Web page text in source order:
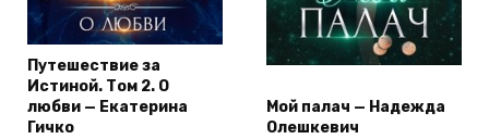
Путешествие за
Истиной. Том 2. О
любви — Екатерина
Гичко
Мой палач — Надежда
Олешкевич